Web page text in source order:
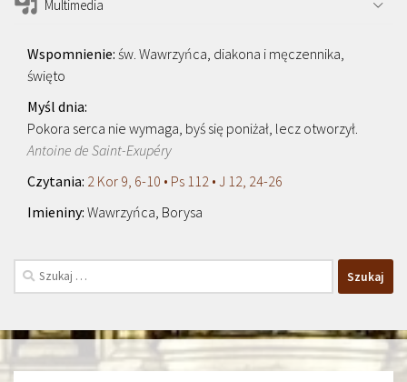
Multimedia
św. Wawrzyńca, diakona i męczennika,
święto
Pokora serca nie wymaga, byś się poniżał, lecz otworzył.
Antoine de Saint-Exupéry
2 Kor 9, 6-10 • Ps 112 • J 12, 24-26
Wawrzyńca, Borysa
Szukaj: